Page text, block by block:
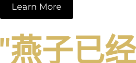
Learn More
"燕子已